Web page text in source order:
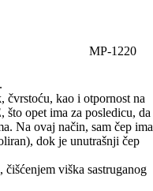
MP-1220
čvrstoću, kao i otpornost na
opet ima za posledicu, da
Na ovaj način, sam čep ima
dok je unutrašnji čep
viška sastruganog